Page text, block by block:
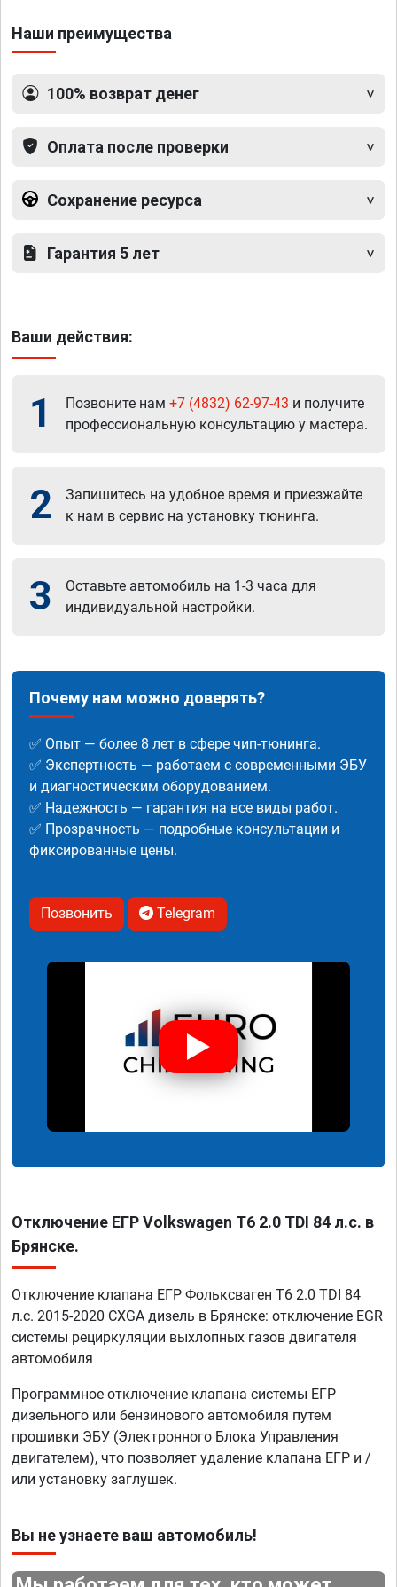
Наши преимущества
100% возврат денег
Оплата после проверки
Сохранение ресурса
Гарантия 5 лет
Ваши действия:
1 Позвоните нам +7 (4832) 62-97-43 и получите
профессиональную консультацию у мастера.
2
Запишитесь на удобное время и приезжайте
к нам в сервис на установку тюнинга.
3
Оставьте автомобиль на 1-3 часа для
индивидуальной настройки.
Почему нам можно доверять?
✅ Опыт — более 8 лет в сфере чип-тюнинга.
✅ Экспертность — работаем с современными ЭБУ
и диагностическим оборудованием.
✅ Надежность — гарантия на все виды работ.
✅ Прозрачность — подробные консультации и
фиксированные цены.
Позвонить Telegram
Отключение ЕГР Volkswagen T6 2.0 TDI 84 л.с. в
Брянске.
Отключение клапана ЕГР Фольксваген T6 2.0 TDI 84
л.с. 2015-2020 CXGA дизель в Брянске: отключение EGR
системы рециркуляции выхлопных газов двигателя
автомобиля
Программное отключение клапана системы ЕГР
дизельного или бензинового автомобиля путем
прошивки ЭБУ (Электронного Блока Управления
двигателем), что позволяет удаление клапана ЕГР и /
или установку заглушек.
Вы не узнаете ваш автомобиль!